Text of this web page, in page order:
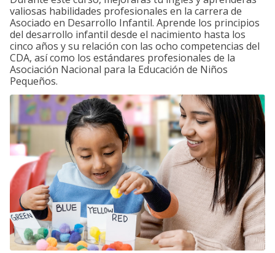
valiosas habilidades profesionales en la carrera de
Asociado en Desarrollo Infantil. Aprende los principios
del desarrollo infantil desde el nacimiento hasta los
cinco años y su relación con las ocho competencias del
CDA, así como los estándares profesionales de la
Asociación Nacional para la Educación de Niños
Pequeños.